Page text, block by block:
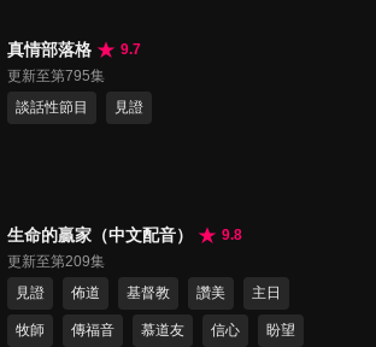
真情部落格
9.7
更新至第795集
談話性節目
見證
生命的贏家（中文配音）
9.8
更新至第209集
見證
佈道 基督教 讚美 主日
牧師 傳福音 慕道友 信心 盼望